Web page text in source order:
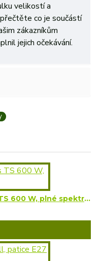
velikostí a
co je součástí
zákazníkům
jejich očekávání.
Grow LED lampa - panel Mars TS 600 W, plné spektrum 240 LED